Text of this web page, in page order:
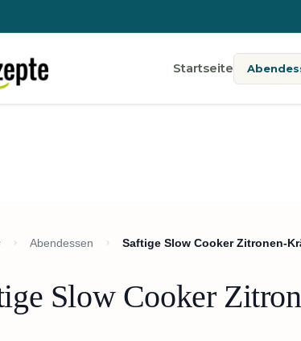
Startseite
Abendessen Saftige Slow Cooker Zitronen-
Slow Cooker